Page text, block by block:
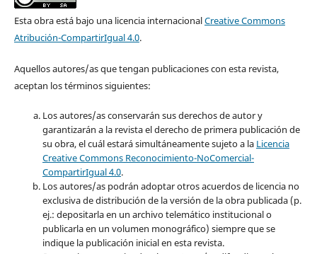
Esta obra está bajo una licencia internacionalCreative Commons
Atribución-CompartirIgual 4.0.
Aquellos autores/as que tengan publicaciones con esta revista,
aceptan los términos siguientes:
Los autores/as conservarán sus derechos de autor y
garantizarán a la revista el derecho de primera publicación de
su obra, el cuál estará simultáneamente sujeto a la Licencia
Creative Commons Reconocimiento-NoComercial-
CompartirIgual 4.0.
Los autores/as podrán adoptar otros acuerdos de licencia no
exclusiva de distribución de la versión de la obra publicada (p.
ej.: depositarla en un archivo telemático institucional o
publicarla en un volumen monográfico) siempre que se
indique la publicación inicial en esta revista.